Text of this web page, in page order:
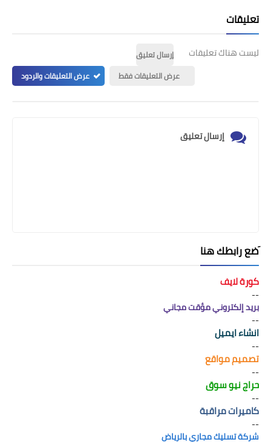
تعليقات
ليست هناك تعليقات
إرسال تعليق
عرض التعليقات فقط
عرض التعليقات والردود
إرسال تعليق
َضع رابطك هنا
كورة لايف
--
بريد إلكتروني مؤقت مجاني
--
انشاء ايميل
--
تصميم مواقع
--
حراج نيو سوق
--
كاميرات مراقبة
--
شركة تسليك مجاري بالرياض